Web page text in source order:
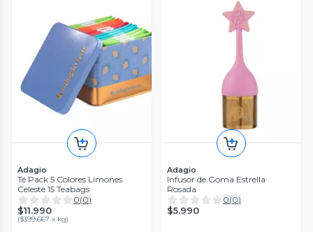
Adagio
Té Pack 5 Colores Limones
Celeste 15 Teabags
0(0)
$11.990
($399.667 x kg)
Adagio
Infusor de Goma Estrella
Rosada
0(0)
$5.990